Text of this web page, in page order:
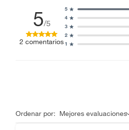
5/5
2 comentarios1
2
3
4
5
Ordenar por: Mejores evaluaciones